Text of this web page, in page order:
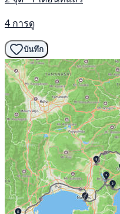
4 การดู
บันทึก